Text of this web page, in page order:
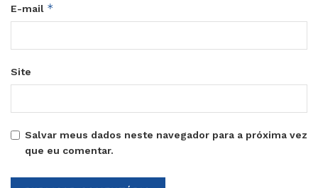
E-mail *
Site
Salvar meus dados neste navegador para a próxima vez
que eu comentar.